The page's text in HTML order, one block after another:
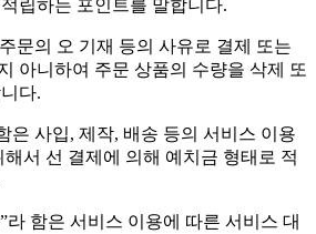
립하는 포인트를 말합니다.
문의 오 기재 등의 사유로 결제 또는
아니하여 주문 상품의 수량을 삭제 또
다.
은 사입, 제작, 배송 등의 서비스 이용
서 선 결제에 의해 예치금 형태로 적
라 함은 서비스 이용에 따른 서비스 대